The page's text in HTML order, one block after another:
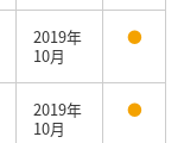
2019年
10月
●
2019年
10月
●